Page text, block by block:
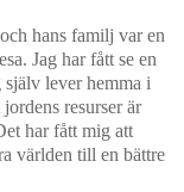
hans familj var en
Jag har fått se en
lever hemma i
resurser är
har fått mig att
världen till en bättre